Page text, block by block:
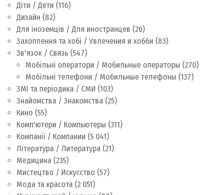
Діти / Дети (116)
Дизайн (82)
Для іноземців / Для иностранцев (26)
Захоплення та хобі / Увлечения и хобби (83)
Зв'язок / Связь (547)
Мобільні оператори / Мобильные операторы (270)
Мобільні телефони / Мобильные телефоны (137)
ЗМІ та періодика / СМИ (103)
Знайомства / Знакомства (25)
Кино (55)
Комп'ютери / Компьютеры (311)
Компанії / Компании (5 041)
Література / Литература (21)
Медицина (235)
Мистецтво / Искусство (57)
Мода та красота (2 051)